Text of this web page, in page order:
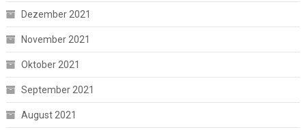
Dezember 2021
November 2021
Oktober 2021
September 2021
August 2021